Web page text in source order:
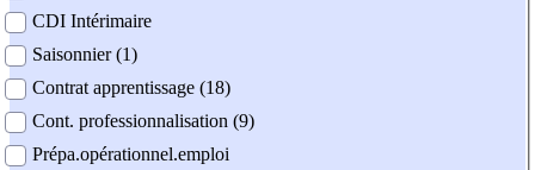
CDI Intérimaire
Saisonnier (1)
Contrat apprentissage (18)
Cont. professionnalisation (9)
Prépa.opérationnel.emploi